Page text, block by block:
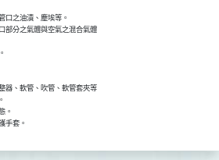
口之油漬、塵埃等。
部分之氣體與空氣之混合氣體
器、軟管、吹管、軟管套夾等
。
手套。